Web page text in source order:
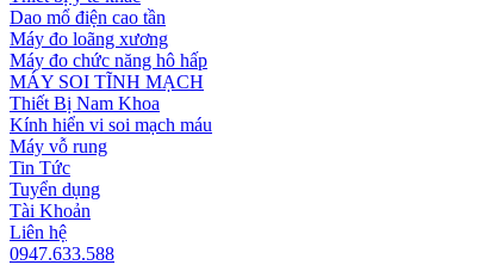
Dao mổ điện cao tần
Máy đo loãng xương
Máy đo chức năng hô hấp
MÁY SOI TĨNH MẠCH
Thiết Bị Nam Khoa
Kính hiển vi soi mạch máu
Máy vỗ rung
Tin Tức
Tuyển dụng
Tài Khoản
Liên hệ
0947.633.588